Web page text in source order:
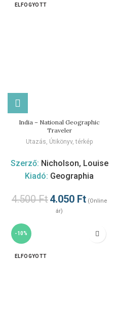
ELFOGYOTT
India – National Geographic
Traveler
Utazás, Útikönyv, térkép
Szerző: Nicholson, Louise
Kiadó: Geographia
4.500Ft4.050 Ft (Online
ár)
-10%
ELFOGYOTT